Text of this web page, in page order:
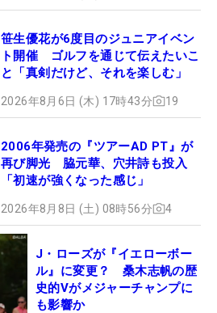
笹生優花が6度目のジュニアイベン
ト開催 ゴルフを通じて伝えたいこ
と「真剣だけど、それを楽しむ」
2026年8月6日 (木) 17時43分 19
2006年発売の『ツアーAD PT』が
再び脚光 脇元華、穴井詩も投入
「初速が強くなった感じ」
2026年8月8日 (土) 08時56分 4
J・ローズが『イエローボー
ル』に変更？ 桑木志帆の歴
史的Vがメジャーチャンプに
も影響か